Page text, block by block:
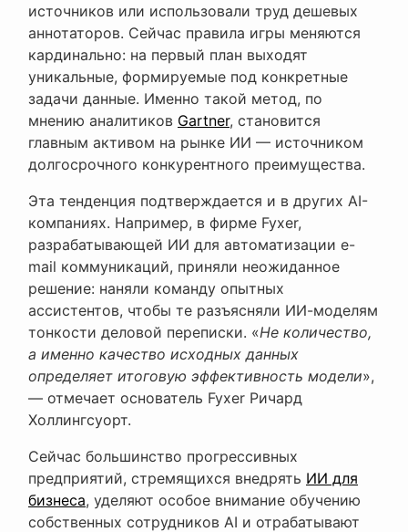
источников или использовали труд дешевых
аннотаторов. Сейчас правила игры меняются
кардинально: на первый план выходят
уникальные, формируемые под конкретные
задачи данные. Именно такой метод, по
мнению аналитиков Gartner, становится
главным активом на рынке ИИ — источником
долгосрочного конкурентного преимущества.
Эта тенденция подтверждается и в других AI-
компаниях. Например, в фирме Fyxer,
разрабатывающей ИИ для автоматизации e-
mail коммуникаций, приняли неожиданное
решение: наняли команду опытных
ассистентов, чтобы те разъясняли ИИ-моделям
тонкости деловой переписки. «Не количество,
а именно качество исходных данных
определяет итоговую эффективность модели»,
— отмечает основатель Fyxer Ричард
Холлингсуорт.
Сейчас большинство прогрессивных
предприятий, стремящихся внедрять ИИ для
бизнеса, уделяют особое внимание обучению
собственных сотрудников AI и отрабатывают